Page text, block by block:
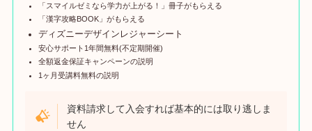
「スマイルゼミなら学力が上がる！」冊子がもらえる
「漢字攻略BOOK」がもらえる
ディズニーデザインレジャーシート
安心サポート1年間無料(不定期開催)
全額返金保証キャンペーンの説明
1ヶ月受講料無料の説明
資料請求して入会すれば基本的には取り逃しま
せん